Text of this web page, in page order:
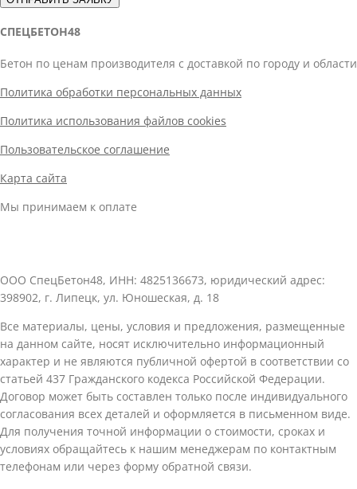
СПЕЦБЕТОН48
Бетон по ценам производителя с доставкой по городу и области
Политика обработки персональных данных
Политика использования файлов cookies
Пользовательское соглашение
Карта сайта
Мы принимаем к оплате
ООО СпецБетон48, ИНН: 4825136673, юридический адрес:
398902, г. Липецк, ул. Юношеская, д. 18
Все материалы, цены, условия и предложения, размещенные
на данном сайте, носят исключительно информационный
характер и не являются публичной офертой в соответствии со
статьей 437 Гражданского кодекса Российской Федерации.
Договор может быть составлен только после индивидуального
согласования всех деталей и оформляется в письменном виде.
Для получения точной информации о стоимости, сроках и
условиях обращайтесь к нашим менеджерам по контактным
телефонам или через форму обратной связи.